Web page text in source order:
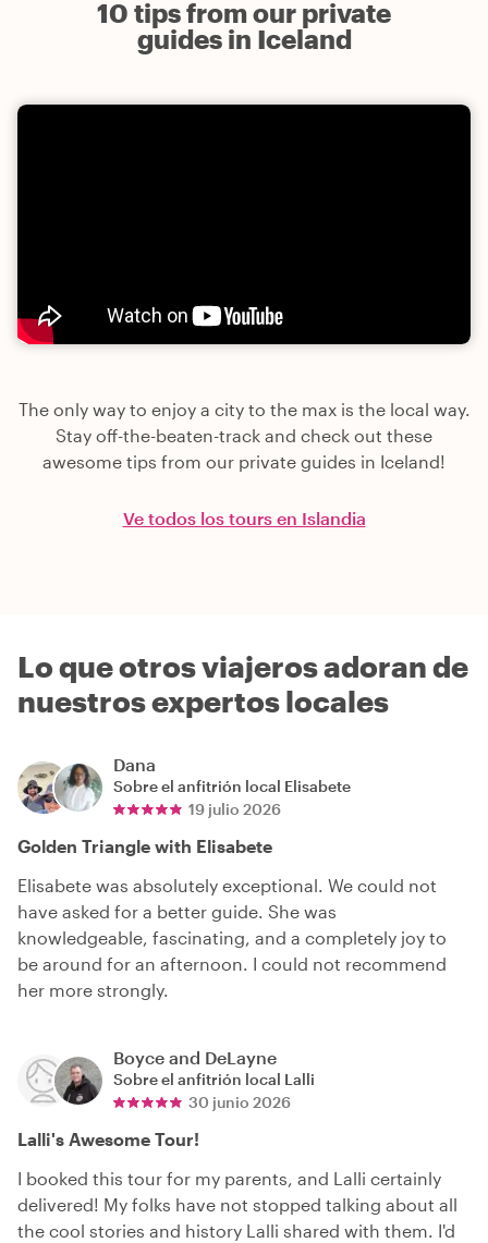
10 tips from our private
guides in Iceland
The only way to enjoy a city to the max is the local way.
Stay off-the-beaten-track and check out these
awesome tips from our private guides in Iceland!
Ve todos los tours en Islandia
Lo que otros viajeros adoran de
nuestros expertos locales
Dana
Sobre el anfitrión local Elisabete
19 julio 2026
Golden Triangle with Elisabete
Elisabete was absolutely exceptional. We could not
have asked for a better guide. She was
knowledgeable, fascinating, and a completely joy to
be around for an afternoon. I could not recommend
her more strongly.
Boyce and DeLayne
Sobre el anfitrión local Lalli
30 junio 2026
Lalli's Awesome Tour!
I booked this tour for my parents, and Lalli certainly
delivered! My folks have not stopped talking about all
the cool stories and history Lalli shared with them. I'd